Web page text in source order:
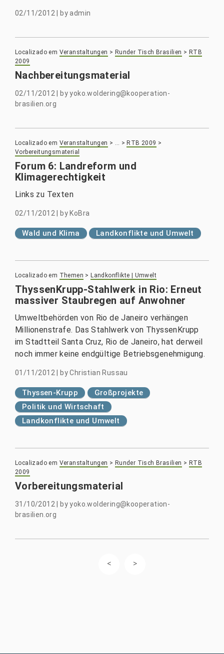
02/11/2012 byadmin
Localizado em Veranstaltungen > Runder Tisch Brasilien > RTB
2009
Nachbereitungsmaterial
02/11/2012 byyoko.woldering@kooperation-
brasilien.org
Localizado em Veranstaltungen > … > RTB 2009 >
Vorbereitungsmaterial
Forum 6: Landreform und
Klimagerechtigkeit
Links zu Texten
02/11/2012 by KoBra
Wald und Klima Landkonflikte und Umwelt
Localizado em Themen > Landkonflikte | Umwelt
ThyssenKrupp-Stahlwerk in Rio: Erneut
massiver Staubregen auf Anwohner
Umweltbehörden von Rio de Janeiro verhängen
Millionenstrafe. Das Stahlwerk von ThyssenKrupp
im Stadtteil Santa Cruz, Rio de Janeiro, hat derweil
noch immer keine endgültige Betriebsgenehmigung.
01/11/2012 byChristian Russau
Thyssen-Krupp
Großprojekte
Politik und Wirtschaft
Landkonflikte und Umwelt
Localizado em Veranstaltungen > Runder Tisch Brasilien > RTB
2009
Vorbereitungsmaterial
31/10/2012 byyoko.woldering@kooperation-
brasilien.org